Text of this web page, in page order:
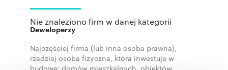
Nie znaleziono firm w danej kategorii
Deweloperzy
Najczęściej firma (lub inna osoba prawna),
rzadziej osoba fizyczna, która inwestuje w
budowę: domów mieszkalnych, obiektów